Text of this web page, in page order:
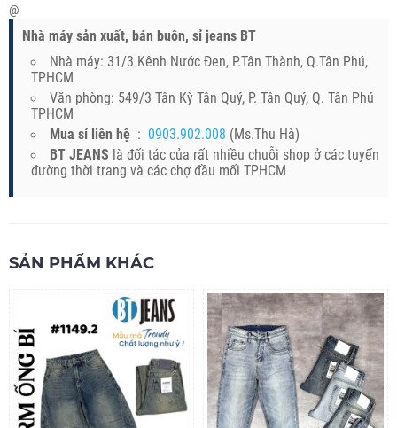
@
Nhà máy sản xuất, bán buôn, sỉ jeans BT
Nhà máy: 31/3 Kênh Nước Đen, P.Tân Thành, Q.Tân Phú,
TPHCM
Văn phòng: 549/3 Tân Kỳ Tân Quý, P. Tân Quý, Q. Tân Phú
TPHCM
Mua sỉ liên hệ : 0903.902.008 (Ms.Thu Hà)
BT JEANS là đối tác của rất nhiều chuỗi shop ở các tuyến
đường thời trang và các chợ đầu mối TPHCM
SẢN PHẨM KHÁC